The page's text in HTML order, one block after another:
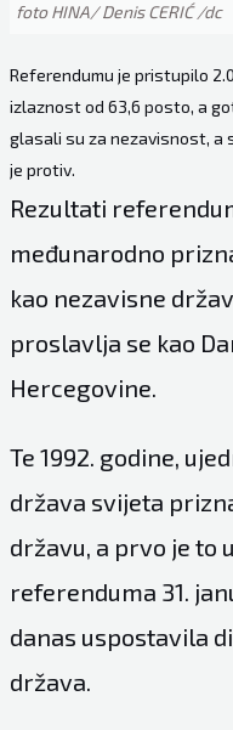
foto HINA/ Denis CERIĆ /dc
Referendumu je pristupilo
izlaznost od 63,6 posto, a
glasali su za nezavisnost, a
je protiv.
Rezultati
međunarodno
kao nezavisne
proslavlja se kao
Hercegovine.
Te 1992. godine,
država svijeta
državu, a prvo je to
referenduma 31.
danas uspostavila
država.